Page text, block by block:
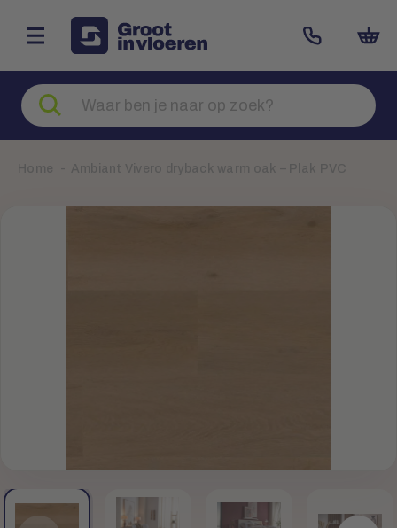
Zoeken
naar
producten
Home Ambiant Vivero dryback warm oak – Plak PVC